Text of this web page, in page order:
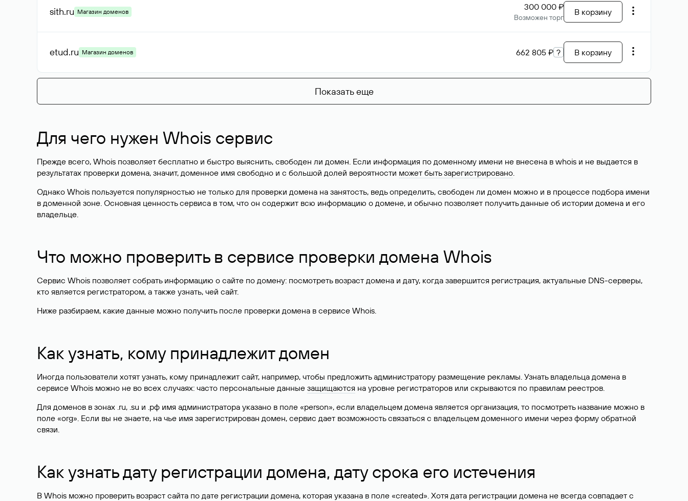
sith.ru Магазин доменов 300 000 ₽
Возможен торг
В корзину
etud.ru Магазин доменов 662 805 ₽ ? В корзину
Показать еще
Для чего нужен Whois сервис
Прежде всего, Whois позволяет бесплатно и быстро выяснить, свободен ли домен. Если информация по доменному имени не внесена в whois и не выдается в
результатах проверки домена, значит, доменное имя свободно и с большой долей вероятности может быть зарегистрировано.
Однако Whois пользуется популярностью не только для проверки домена на занятость, ведь определить, свободен ли домен можно и в процессе подбора имени
в доменной зоне. Основная ценность сервиса в том, что он содержит всю информацию о домене, и обычно позволяет получить данные об истории домена и его
владельце.
Что можно проверить в сервисе проверки домена Whois
Сервис Whois позволяет собрать информацию о сайте по домену: посмотреть возраст домена и дату, когда завершится регистрация, актуальные DNS-серверы,
кто является регистратором, а также узнать, чей сайт.
Ниже разбираем, какие данные можно получить после проверки домена в сервисе Whois.
Как узнать, кому принадлежит домен
Иногда пользователи хотят узнать, кому принадлежит сайт, например, чтобы предложить администратору размещение рекламы. Узнать владельца домена в
сервисе Whois можно не во всех случаях: часто персональные данные защищаются на уровне регистраторов или скрываются по правилам реестров.
Для доменов в зонах .ru, .su и .рф имя администратора указано в поле «person», если владельцем домена является организация, то посмотреть название можно в
поле «org». Если вы не знаете, на чье имя зарегистрирован домен, сервис дает возможность связаться с владельцем доменного имени через форму обратной
связи.
Как узнать дату регистрации домена, дату срока его истечения
В Whois можно проверить возраст сайта по дате регистрации домена, которая указана в поле «created». Хотя дата регистрации домена не всегда совпадает с